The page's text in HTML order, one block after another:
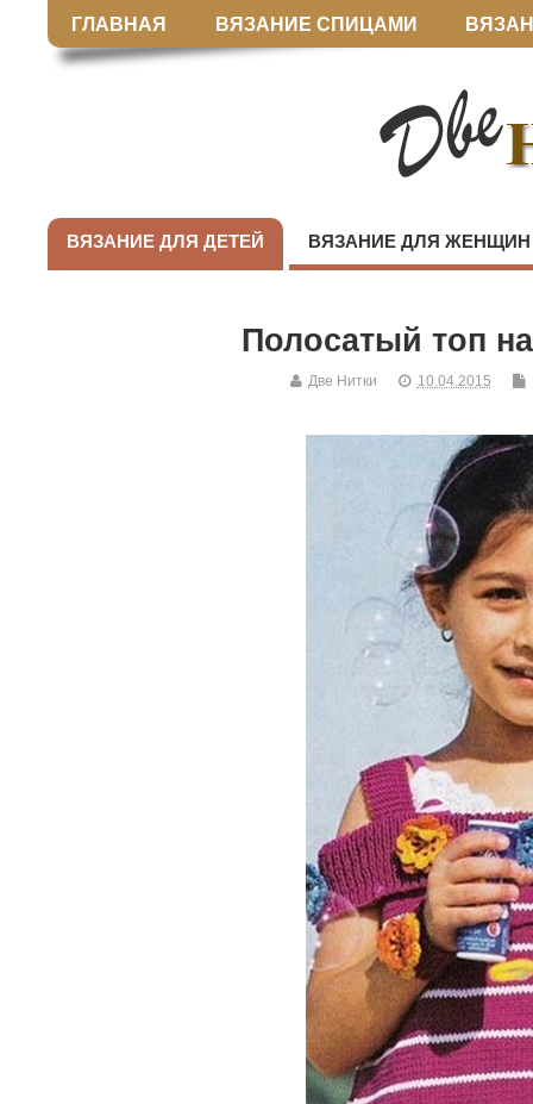
ГЛАВНАЯ ВЯЗАНИЕ СПИЦАМИ
ВЯЗАНИЕ ДЛЯ ДЕТЕЙ ВЯЗАНИЕ ДЛЯ ЖЕНЩИН
Полосатый топ
Две Нитки 10.04.2015